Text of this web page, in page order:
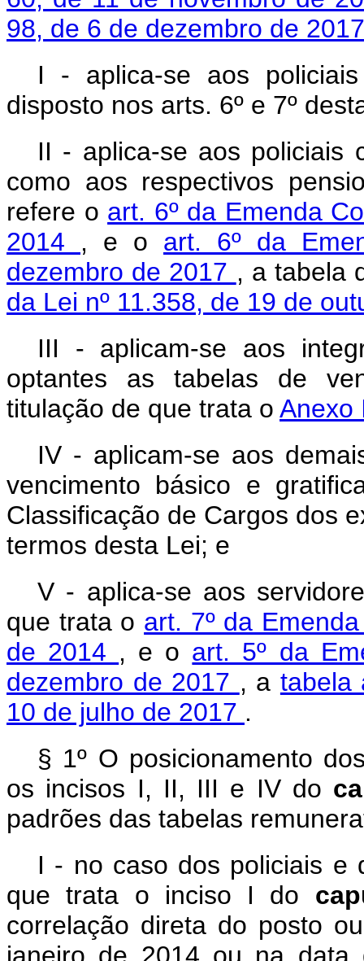
98, de 6 de dezembro de
I - aplica-se aos
disposto nos arts. 6º e 7º
II - aplica-se aos policiais
como aos respectivos
refere o art. 6º da Emenda
2014 , e o art. 6º da
dezembro de 2017 , a tabela
da Lei nº 11.358, de 19 de
III - aplicam-se aos
optantes as tabelas de
titulação de que trata o Anexo
IV - aplicam-se aos
vencimento básico e
Classificação de Cargos dos
termos desta Lei; e
V - aplica-se aos
que trata o art. 7º da
de 2014 , e o art. 5º da
dezembro de 2017 , a tabela
10 de julho de 2017 .
§ 1º O posicionamento
os incisos I, II, III e IV do
padrões das tabelas
I - no caso dos policiais e
que trata o inciso I do
correlação direta do posto
janeiro de 2014 ou na data